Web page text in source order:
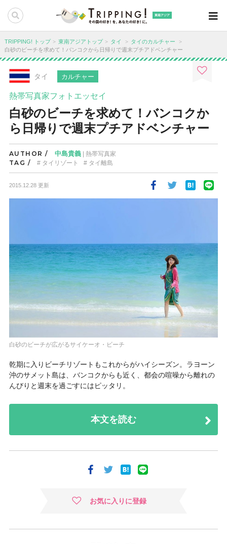
東南アジア
TRIPPING! トップ 東南アジアトップ タイ
タイのカルチャー
白砂のビーチを求めて！バンコクから日帰りで週末プチアドベンチャー
タイ カルチャー
熱帯写真家フォトエッセイ
白砂のビーチを求めて！バンコクか
ら日帰りで週末プチアドベンチャー
AUTHOR / 中島貴義| 熱帯写真家
TAG / タイリゾート タイ離島
2015.12.28 更新
白砂のビーチが広がるサイケーオ・ビーチ
乾期に入りビーチリゾートもこれからがハイシーズン。ラヨーン
沖のサメット島は、バンコクからも近く、都会の喧噪から離れの
んびりと週末を過ごすにはピッタリ。
本文を読む
お気に入りに登録